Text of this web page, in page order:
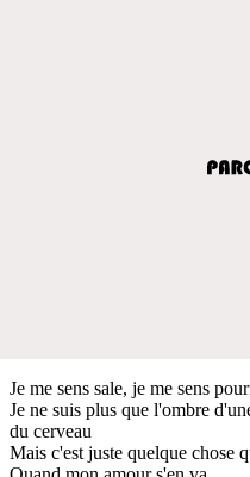
Je me sens sale, je me sens
Je ne suis plus que l'ombre
du cerveau
Mais c'est juste quelque chose